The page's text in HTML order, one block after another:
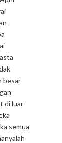
besar
di luar
semua